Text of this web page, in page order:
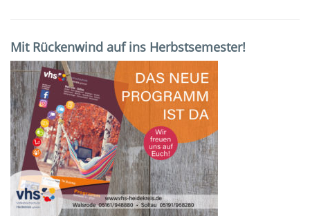
Mit Rückenwind auf ins Herbstsemester!